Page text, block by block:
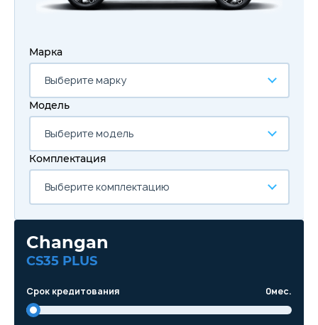
Марка
Выберите марку
Модель
Выберите модель
Комплектация
Выберите комплектацию
Changan
CS35 PLUS
Срок кредитования 0мес.